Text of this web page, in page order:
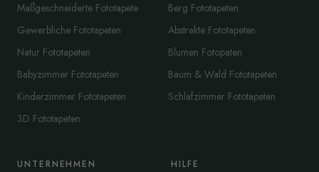
Maßgeschneiderte Fototapete
Gewerbliche Fototapeten
Natur Fototapeten
Babyzimmer Fototapeten
Kinderzimmer Fototapeten
3D Fototapeten
Berg Fototapeten
Abstrakte Fototapeten
Blumen Fotopaten
Baum & Wald Fototapeten
Schlafzimmer Fototapeten
UNTERNEHMEN HILFE